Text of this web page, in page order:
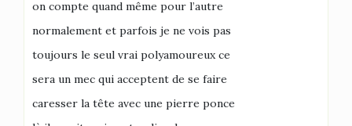
on compte quand même pour l’autre
normalement et parfois je ne vois pas
toujours le seul vrai polyamoureux ce
sera un mec qui acceptent de se faire
caresser la tête avec une pierre ponce